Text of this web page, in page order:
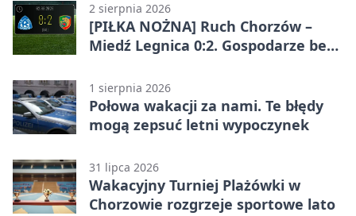
2 sierpnia 2026
[PIŁKA NOŻNA] Ruch Chorzów –
Miedź Legnica 0:2. Gospodarze bez
1 sierpnia 2026
Połowa wakacji za nami. Te błędy
mogą zepsuć letni wypoczynek
31 lipca 2026
Wakacyjny Turniej Plażówki w
Chorzowie rozgrzeje sportowe lato